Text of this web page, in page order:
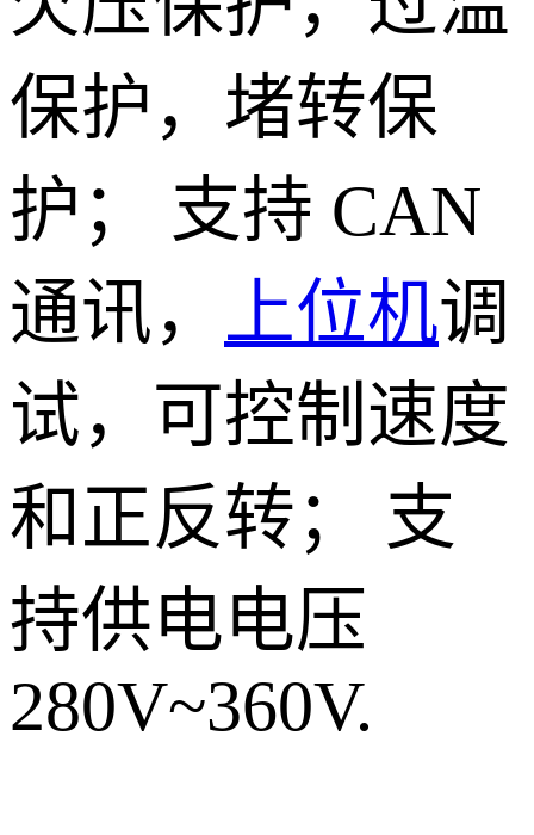
保护，堵转保
护； 支持 CAN
通讯， 上位机调
试，可控制速度
和正反转； 支
持供电电压
280V~360V.